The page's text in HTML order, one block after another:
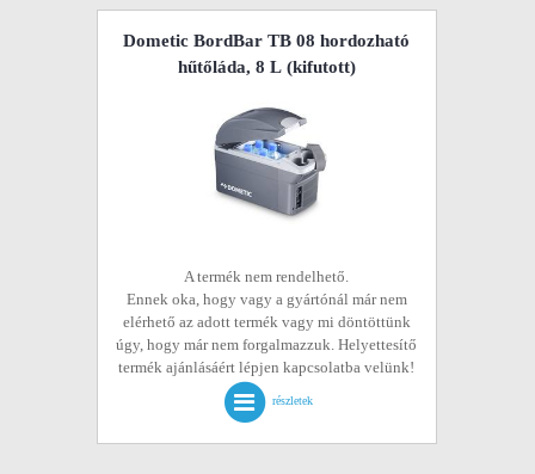
Dometic BordBar TB 08 hordozható
hűtőláda, 8 L(kifutott)
A termék nem rendelhető.
Ennek oka, hogy vagy a gyártónál már nem
elérhető az adott termék vagy mi döntöttünk
úgy, hogy már nem forgalmazzuk. Helyettesítő
termék ajánlásáért lépjen kapcsolatba velünk!
részletek